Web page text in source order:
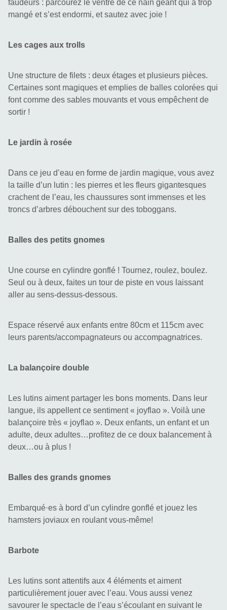
faudeurs : parcourez le ventre de ce nain géant qui a trop
mangé et s’est endormi, et sautez avec joie !
Les cages aux trolls
Une structure de filets : deux étages et plusieurs pièces.
Certaines sont magiques et emplies de balles colorées qui
font comme des sables mouvants et vous empêchent de
sortir !
Le jardin à rosée
Dans ce jeu d’eau en forme de jardin magique, vous avez
la taille d’un lutin : les pierres et les fleurs gigantesques
crachent de l’eau, les chaussures sont immenses et les
troncs d’arbres débouchent sur des toboggans.
Balles des petits gnomes
Une course en cylindre gonflé ! Tournez, roulez, boulez.
Seul ou à deux, faites un tour de piste en vous laissant
aller au sens-dessus-dessous.
Espace réservé aux enfants entre 80cm et 115cm avec
leurs parents/accompagnateurs ou accompagnatrices.
La balançoire double
Les lutins aiment partager les bons moments. Dans leur
langue, ils appellent ce sentiment « joyflao ». Voilà une
balançoire très « joyflao ». Deux enfants, un enfant et un
adulte, deux adultes…profitez de ce doux balancement à
deux…ou à plus !
Balles des grands gnomes
Embarqué·es à bord d’un cylindre gonflé et jouez les
hamsters joviaux en roulant vous-même!
Barbote
Les lutins sont attentifs aux 4 éléments et aiment
particulièrement jouer avec l’eau. Vous aussi venez
savourer le spectacle de l’eau s’écoulant en suivant le